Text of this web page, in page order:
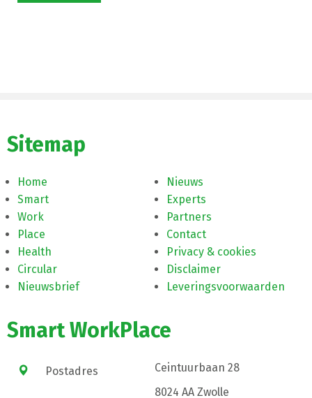
Sitemap
Home
Smart
Work
Place
Health
Circular
Nieuwsbrief
Nieuws
Experts
Partners
Contact
Privacy & cookies
Disclaimer
Leveringsvoorwaarden
Smart WorkPlace
Postadres
Ceintuurbaan 28
8024 AA Zwolle